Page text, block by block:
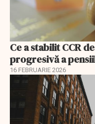
Ce a stabilit CCR
progresivă a
16 FEBRUARIE 2026